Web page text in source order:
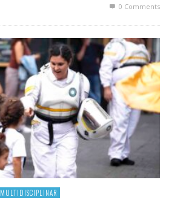
0 Comments
MULTIDISCIPLINAR